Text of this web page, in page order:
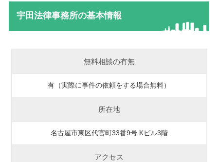
宇田法律事務所の基本情報
無料相談の有無
有（実際に事件の依頼をする場合無料）
所在地
名古屋市東区代官町33番9号 Kビル3階
アクセス